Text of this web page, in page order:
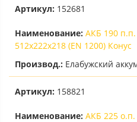
Артикул: 152681
Наименование: АКБ 190 п.п.
512х222х218 (EN 1200) Конус
Производ.: Елабужский
Артикул: 158821
Наименование: АКБ 225 о.п.